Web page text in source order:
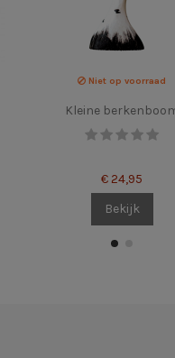
Niet op voorraad
Kleine
€ 24,95
Bekijk